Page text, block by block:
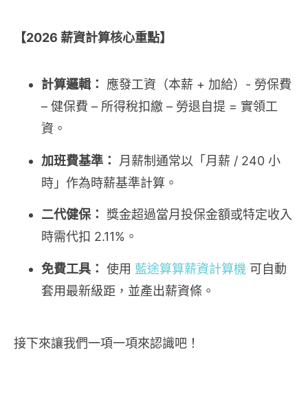
【2026 薪資計算核心重點】
計算邏輯：
應發工資（本薪 + 加給）- 勞保費
– 健保費 – 所得稅扣繳 – 勞退自提 = 實領工
資。
加班費基準：
月薪制通常以「月薪 / 240 小
時」作為時薪基準計算。
二代健保： 獎金超過當月投保金額或特定收入
時需代扣 2.11%。
免費工具： 使用 藍途算算薪資計算機 可自動
套用最新級距，並產出薪資條。
接下來讓我們一項一項來認識吧！